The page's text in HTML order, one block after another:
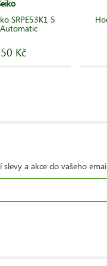
SRPE53K1 5
Kč
a akce do vašeho